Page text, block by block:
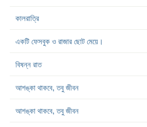
কালরাত্রি
একটি ফেসবুক ও রাজার ছোট মেয়ে।
বিষন্ন রাত
আশঙ্কা থাকবে, তবু জীবন
আশঙ্কা থাকবে, তবু জীবন